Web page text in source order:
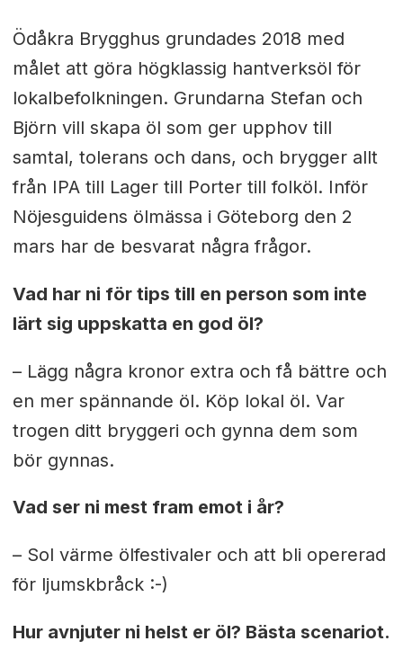
Ödåkra Brygghus grundades 2018 med
målet att göra högklassig hantverksöl för
lokalbefolkningen. Grundarna Stefan och
Björn vill skapa öl som ger upphov till
samtal, tolerans och dans, och brygger allt
från IPA till Lager till Porter till folköl. Inför
Nöjesguidens ölmässa i Göteborg den 2
mars har de besvarat några frågor.
Vad har ni för tips till en person som inte
lärt sig uppskatta en god öl?
– Lägg några kronor extra och få bättre och
en mer spännande öl. Köp lokal öl. Var
trogen ditt bryggeri och gynna dem som
bör gynnas.
Vad ser ni mest fram emot i år?
– Sol värme ölfestivaler och att bli opererad
för ljumskbråck :-)
Hur avnjuter ni helst er öl? Bästa scenariot.